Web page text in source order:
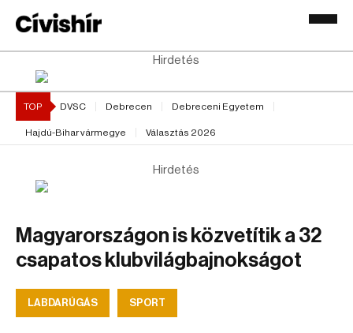
Hirdetés
TOP DVSC Debrecen Debreceni Egyetem
Hajdú-Bihar vármegye Választás 2026
Hirdetés
Magyarországon is közvetítik a 32
csapatos klubvilágbajnokságot
LABDARÚGÁS SPORT